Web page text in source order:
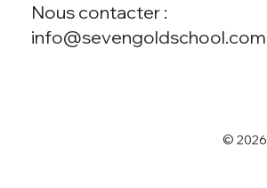
Nous contacter :
info@sevengoldschool.com
©